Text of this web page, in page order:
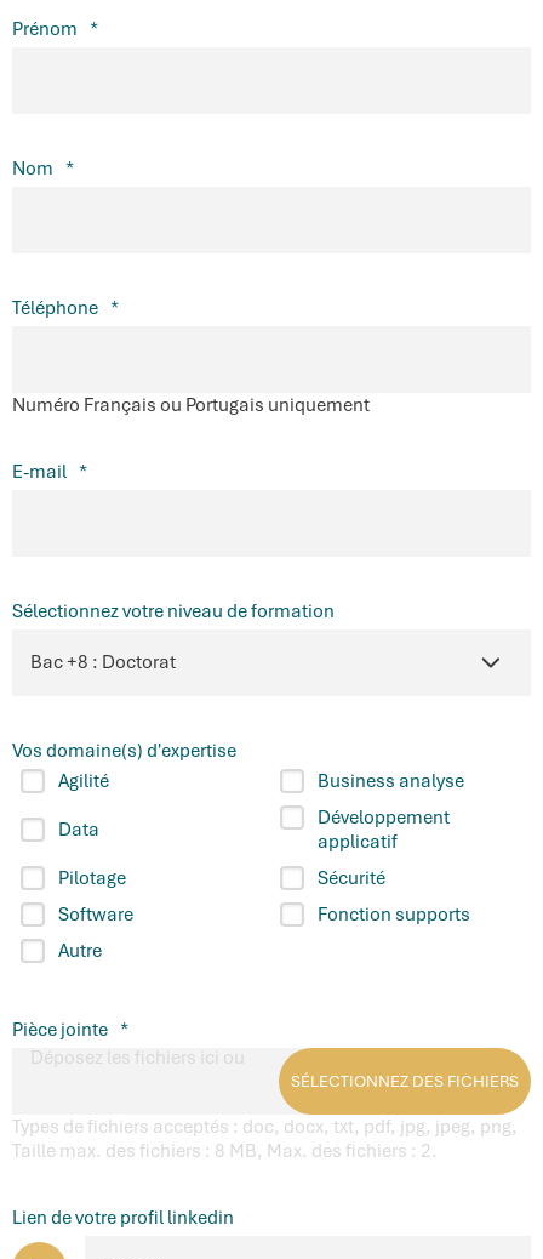
Prénom *
Nom *
Téléphone *
Numéro Français ou Portugais uniquement
E-mail *
Sélectionnez votre niveau de formation
Vos domaine(s) d'expertise
Agilité
Business analyse
Data
Développement
applicatif
Pilotage
Sécurité
Software
Fonction supports
Autre
Pièce jointe *
Déposez les fichiers ici ou
SÉLECTIONNEZ DES FICHIERS
Types de fichiers acceptés : doc, docx, txt, pdf, jpg, jpeg, png,
Taille max. des fichiers : 8 MB, Max. des fichiers : 2.
Lien de votre profil linkedin